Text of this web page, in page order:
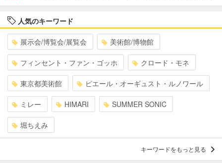
人気のキーワード
展示会/博覧会/展覧会 美術館/博物館
フィンセント・ファン・ゴッホ クロード・モネ
東京都美術館 ピエール・オーギュスト・ルノワール
ミレー HIMARI SUMMER SONIC
堀ちえみ
キーワードをもっと見る